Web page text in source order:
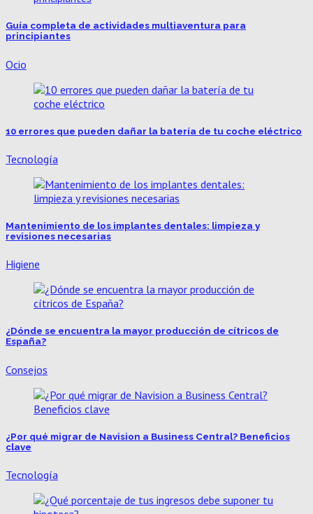
Guía completa de actividades multiaventura para
principiantes
Ocio
10 errores que pueden dañar la batería de tu coche eléctrico
Tecnología
Mantenimiento de los implantes dentales: limpieza y
revisiones necesarias
Higiene
¿Dónde se encuentra la mayor producción de cítricos de
España?
Consejos
¿Por qué migrar de Navision a Business Central? Beneficios
clave
Tecnología